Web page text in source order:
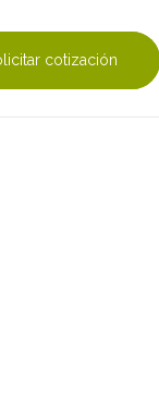
cotización